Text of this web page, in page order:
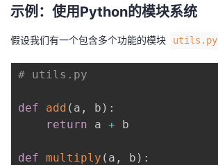
示例：使用Python的模块系统
假设我们有一个包含多个功能的模块 utils.py
# utils.py
def add ( a , b ) :
return a + b
def multiply ( a , b ) :